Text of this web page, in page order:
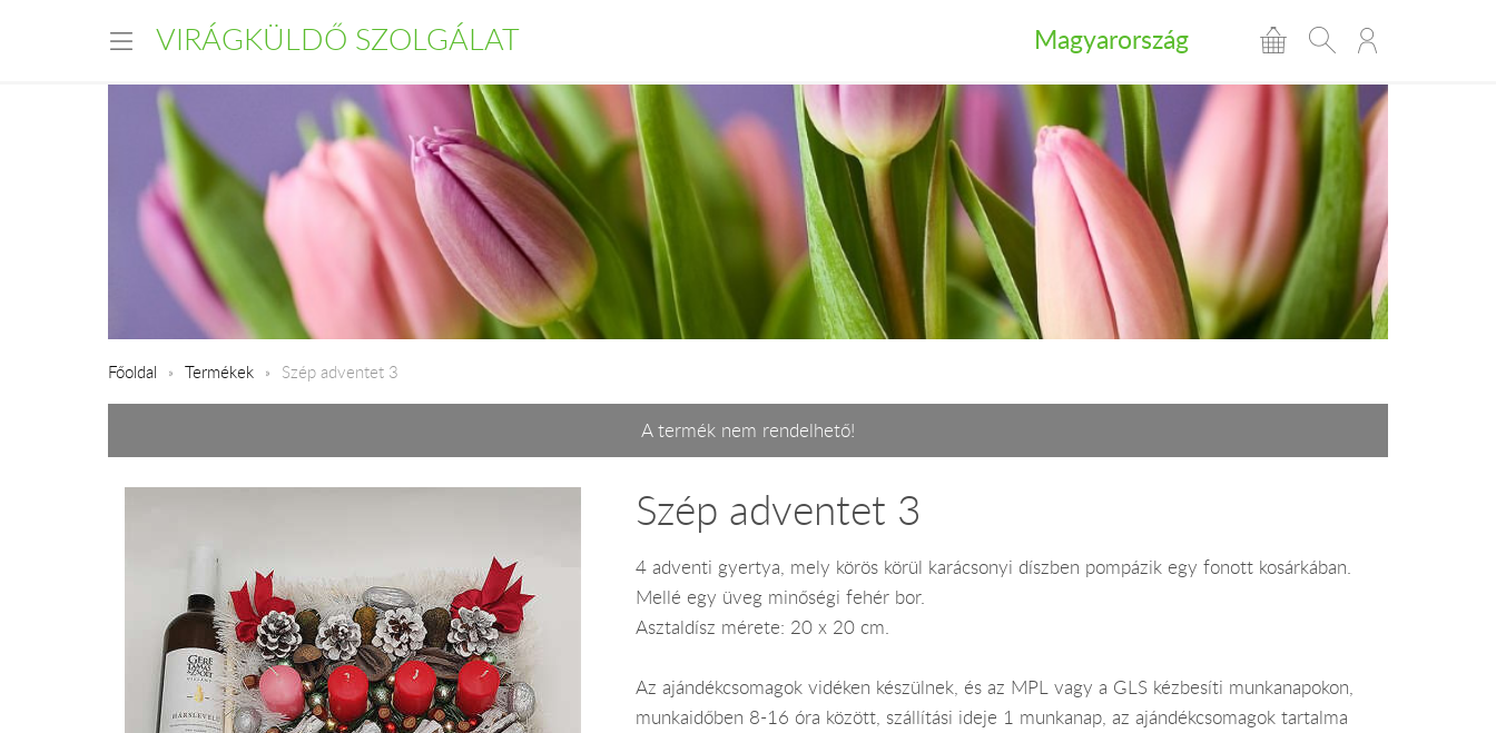
VIRÁGKÜLDŐ SZOLGÁLAT Magyarország
Főoldal Termékek Szép adventet 3
A termék nem rendelhető!
Szép adventet 3
4 adventi gyertya, mely körös körül karácsonyi díszben pompázik egy fonott kosárkában.
Mellé egy üveg minőségi fehér bor.
Asztaldísz mérete: 20 x 20 cm.
Az ajándékcsomagok vidéken készülnek, és az MPL vagy a GLS kézbesíti munkanapokon,
munkaidőben 8-16 óra között, szállítási ideje 1 munkanap, az ajándékcsomagok tartalma